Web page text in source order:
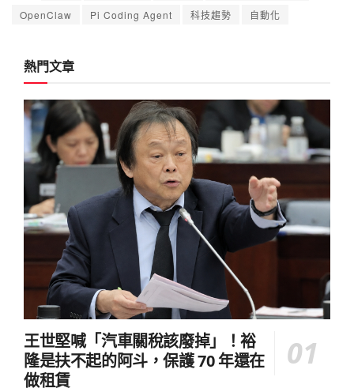
OpenClaw
Pi Coding Agent 科技趨勢 自動化
熱門文章
王世堅喊「汽車關稅該廢掉」！裕
隆是扶不起的阿斗，保護 70 年還在
做租賃